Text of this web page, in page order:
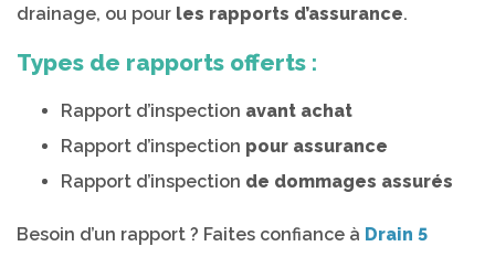
drainage, ou pour les rapports d’assurance.
Types de rapports offerts :
Rapport d’inspection avant achat
Rapport d’inspection pour assurance
Rapport d’inspection de dommages assurés
Besoin d’un rapport ? Faites confiance à Drain 5